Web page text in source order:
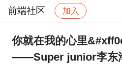
前端社区 加入
社区 前端社区 感慨
你就在我的心里
——Super junior李东